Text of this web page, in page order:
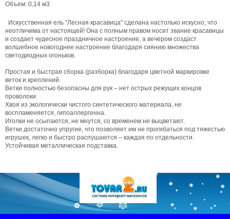
Объем: 0,14 м3
Искусственная ель "Лесная красавица" сделана настолько искусно, что
неотличима от настоящей! Она с полным правом носит звание красавицы
и создает чудесное праздничное настроение, а вечером создаст
волшебное новогоднее настроение благодаря сиянию множества
светодиодных огоньков.
Простая и быстрая сборка (разборка) благодаря цветной маркировке
веток и креплений.
Ветки полностью безопасны для рук – нет острых режущих концов
проволоки.
Хвоя из экологически чистого синтетического материала, не
воспламеняется, гипоаллергенна.
Иголки не осыпаются, не мнутся, со временем не выцветают.
Ветки достаточно упругие, что позволяет им не прогибаться под тяжестью
игрушек, легко и быстро распушаются – каждая по отдельности.
Устойчивая металлическая подставка.